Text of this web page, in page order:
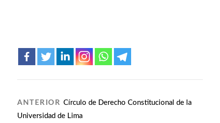
ANTERIOR Círculo de Derecho Constitucional de la
Universidad de Lima